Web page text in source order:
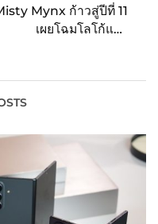
Mynx ก้าวสู่ปีที่ 11
เผยโฉมโลโก้และ
คอนเซปต์
– Be